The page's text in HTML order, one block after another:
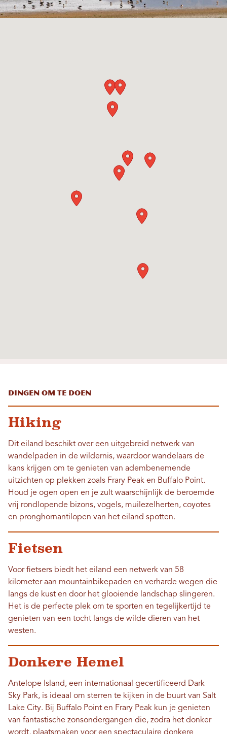
Dingen om te doen
Hiking
Dit eiland beschikt over een uitgebreid netwerk van
wandelpaden in de wildernis, waardoor wandelaars de
kans krijgen om te genieten van adembenemende
uitzichten op plekken zoals Frary Peak en Buffalo Point.
Houd je ogen open en je zult waarschijnlijk de beroemde
vrij rondlopende bizons, vogels, muilezelherten, coyotes
en pronghornantilopen van het eiland spotten.
Fietsen
Voor fietsers biedt het eiland een netwerk van 58
kilometer aan mountainbikepaden en verharde wegen die
langs de kust en door het glooiende landschap slingeren.
Het is de perfecte plek om te sporten en tegelijkertijd te
genieten van een tocht langs de wilde dieren van het
westen.
Donkere Hemel
Antelope Island, een internationaal gecertificeerd Dark
Sky Park, is ideaal om sterren te kijken in de buurt van Salt
Lake City. Bij Buffalo Point en Frary Peak kun je genieten
van fantastische zonsondergangen die, zodra het donker